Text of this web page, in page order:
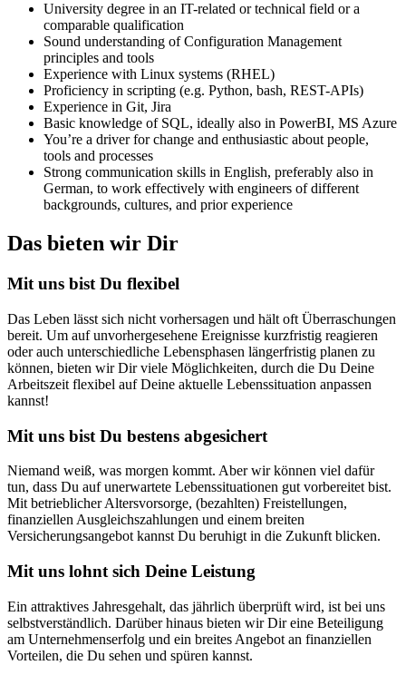
University degree in an IT-related or technical field or a
comparable qualification
Sound understanding of Configuration Management
principles and tools
Experience with Linux systems (RHEL)
Proficiency in scripting (e.g. Python, bash, REST-APIs)
Experience in Git, Jira
Basic knowledge of SQL, ideally also in PowerBI, MS Azure
You’re a driver for change and enthusiastic about people,
tools and processes
Strong communication skills in English, preferably also in
German, to work effectively with engineers of different
backgrounds, cultures, and prior experience
Das bieten wir Dir
Mit uns bist Du flexibel
Das Leben lässt sich nicht vorhersagen und hält oft Überraschungen
bereit. Um auf unvorhergesehene Ereignisse kurzfristig reagieren
oder auch unterschiedliche Lebensphasen längerfristig planen zu
können, bieten wir Dir viele Möglichkeiten, durch die Du Deine
Arbeitszeit flexibel auf Deine aktuelle Lebenssituation anpassen
kannst!
Mit uns bist Du bestens abgesichert
Niemand weiß, was morgen kommt. Aber wir können viel dafür
tun, dass Du auf unerwartete Lebenssituationen gut vorbereitet bist.
Mit betrieblicher Altersvorsorge, (bezahlten) Freistellungen,
finanziellen Ausgleichszahlungen und einem breiten
Versicherungsangebot kannst Du beruhigt in die Zukunft blicken.
Mit uns lohnt sich Deine Leistung
Ein attraktives Jahresgehalt, das jährlich überprüft wird, ist bei uns
selbstverständlich. Darüber hinaus bieten wir Dir eine Beteiligung
am Unternehmenserfolg und ein breites Angebot an finanziellen
Vorteilen, die Du sehen und spüren kannst.